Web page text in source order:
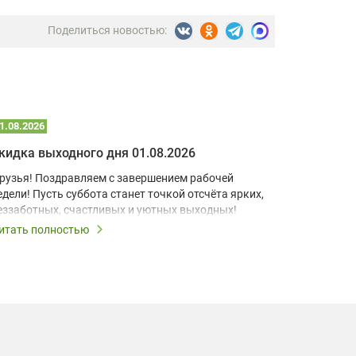
Поделиться новостью:
выходного дня 01.08.2026
Поздравляем с завершением рабочей
Пусть суббота станет точкой отсчёта ярких,
счастливых и уютных выходных!
полностью